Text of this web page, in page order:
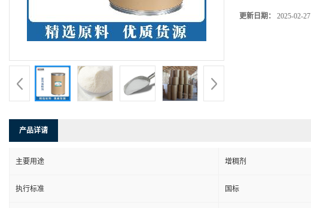
更新日期： 2025-02-27
产品详请
主要用途 增稠剂
执行标准 国标